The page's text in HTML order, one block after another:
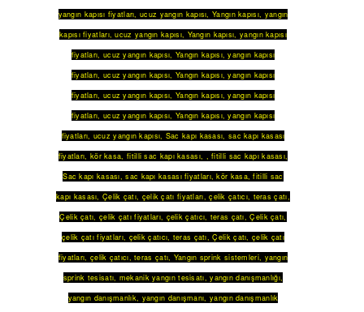
yangın kapısı fiyatları,ucuz yangın kapısı,Yangın kapısı, yangın
kapısı fiyatları,ucuz yangın kapısı, Yangın kapısı,yangın kapısı
fiyatları, ucuz yangın kapısı, Yangın kapısı,yangın kapısı
fiyatları, ucuz yangın kapısı, Yangın kapısı,yangın kapısı
fiyatları, ucuz yangın kapısı, Yangın kapısı,yangın kapısı
fiyatları, ucuz yangın kapısı, Yangın kapısı,yangın kapısı
fiyatları, ucuz yangın kapısı, Sac kapı kasası, sac kapı kasası
fiyatları, kör kasa, fitilli sac kapı kasası, ,fitilli sac kapı kasası,
Sac kapı kasası,sac kapı kasası fiyatları,kör kasa,fitilli sac
kapı kasası,Çelik çatı, çelik çatı fiyatları,çelik çatıcı, teras çatı,
Çelik çatı, çelik çatı fiyatları, çelik çatıcı, teras çatı,Çelik çatı,
çelik çatı fiyatları, çelik çatıcı, teras çatı,Çelik çatı,çelik çatı
fiyatları, çelik çatıcı,teras çatı, Yangın sprink sistemleri, yangın
sprink tesisatı, mekanik yangın tesisatı,yangın danışmanlığı,
yangın danışmanlık, yangın danışmanı,yangın danışmanlık